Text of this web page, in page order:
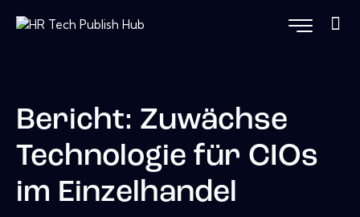
Bericht: Zuwächse
Technologie für CIOs
im Einzelhandel